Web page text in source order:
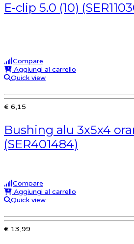
E-clip 5.0 (10)
Compare
Aggiungi al carrello
Quick view
€ 6,15
Bushing alu 3x5x4
(SER401484)
Compare
Aggiungi al carrello
Quick view
€ 13,99